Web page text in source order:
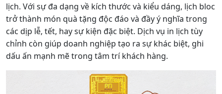
lịch. Với sự đa dạng về kích thước và kiểu dáng, lịch bloc
trở thành món quà tặng độc đáo và đầy ý nghĩa trong
các dịp lễ, tết, hay sự kiện đặc biệt. Dịch vụ in lịch tùy
chỉnh còn giúp doanh nghiệp tạo ra sự khác biệt, ghi
dấu ấn mạnh mẽ trong tâm trí khách hàng.